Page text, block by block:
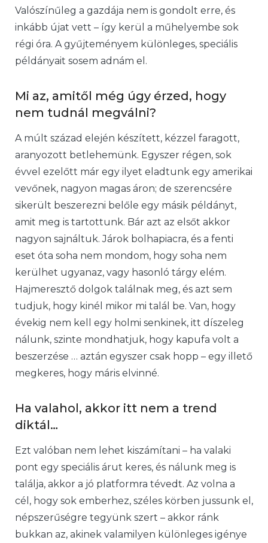
Valószínűleg a gazdája nem is gondolt erre, és
inkább újat vett – így kerül a műhelyembe sok
régi óra. A gyűjteményem különleges, speciális
példányait sosem adnám el.
Mi az, amitől még úgy érzed, hogy
nem tudnál megválni?
A múlt század elején készített, kézzel faragott,
aranyozott betlehemünk. Egyszer régen, sok
évvel ezelőtt már egy ilyet eladtunk egy amerikai
vevőnek, nagyon magas áron; de szerencsére
sikerült beszerezni belőle egy másik példányt,
amit meg is tartottunk. Bár azt az elsőt akkor
nagyon sajnáltuk. Járok bolhapiacra, és a fenti
eset óta soha nem mondom, hogy soha nem
kerülhet ugyanaz, vagy hasonló tárgy elém.
Hajmeresztő dolgok találnak meg, és azt sem
tudjuk, hogy kinél mikor mi talál be. Van, hogy
évekig nem kell egy holmi senkinek, itt díszeleg
nálunk, szinte mondhatjuk, hogy kapufa volt a
beszerzése … aztán egyszer csak hopp – egy illető
megkeres, hogy máris elvinné.
Ha valahol, akkor itt nem a trend
diktál…
Ezt valóban nem lehet kiszámítani – ha valaki
pont egy speciális árut keres, és nálunk meg is
találja, akkor a jó platformra tévedt. Az volna a
cél, hogy sok emberhez, széles körben jussunk el,
népszerűségre tegyünk szert – akkor ránk
bukkan az, akinek valamilyen különleges igénye